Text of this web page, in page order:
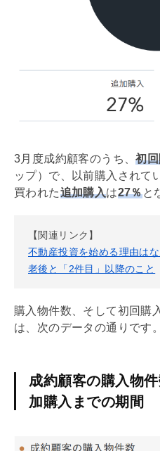
3月度成約顧客のうち、初
ップ）で、以前購入されて
買われた追加購入は27％と
【関連リンク】
不動産投資を始める理由は
老後と「2件目」以降のこと
購入物件数、そして初回購
は、次のデータの通りです。
成約顧客の購入物
加購入までの期間